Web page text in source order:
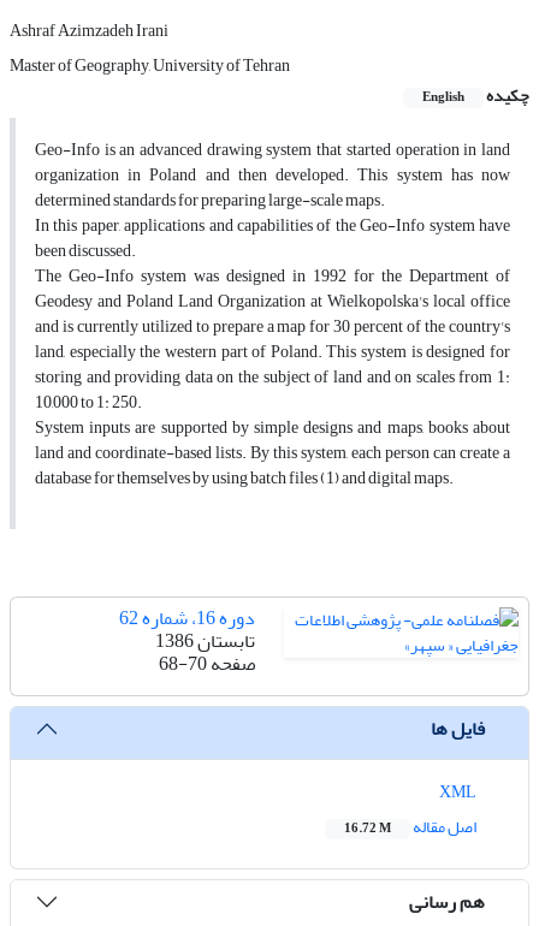
Ashraf Azimzadeh Irani
Master of Geography, University of Tehran
چکیده
English
Geo-Info is an advanced drawing system that started operation in land
organization in Poland and then developed. This system has now
determined standards for preparing large-scale maps.
In this paper, applications and capabilities of the Geo-Info system have
been discussed.
The Geo-Info system was designed in 1992 for the Department of
Geodesy and Poland Land Organization at Wielkopolska's local office
and is currently utilized to prepare a map for 30 percent of the country's
land, especially the western part of Poland. This system is designed for
storing and providing data on the subject of land and on scales from 1:
10,000 to 1: 250.
System inputs are supported by simple designs and maps, books about
land and coordinate-based lists. By this system, each person can create a
database for themselves by using batch files (1) and digital maps.
دوره 16، شماره 62
تابستان 1386
صفحه68-70
فایل ها
اصل مقاله
16.72 M
هم رسانی